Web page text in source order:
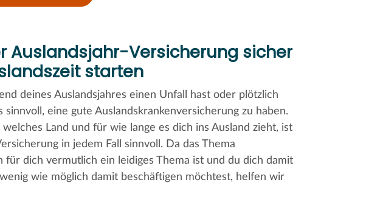
Auslandsjahr-Versicherung sicher
starten
deines Auslandsjahres einen Unfall hast oder plötzlich
sinnvoll, eine gute Auslandskrankenversicherung zu haben.
Land und für wie lange es dich ins Ausland zieht, ist
in jedem Fall sinnvoll. Da das Thema
für dich vermutlich ein leidiges Thema ist und du dich damit
wie möglich damit beschäftigen möchtest, helfen wir